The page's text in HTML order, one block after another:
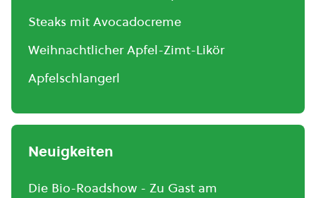
Steaks mit Avocadocreme
Weihnachtlicher Apfel-Zimt-Likör
Apfelschlangerl
Neuigkeiten
Die Bio-Roadshow - Zu Gast am